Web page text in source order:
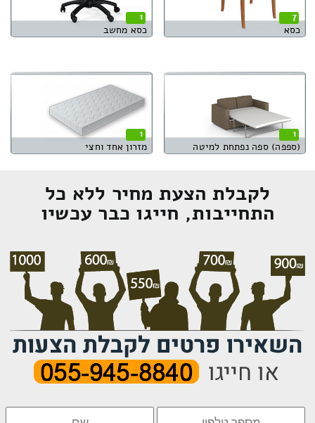
7
כסא
1
כסא מחשב
1
(ספפה) ספה נפתחת למיטה
1
מזרון אחד וחצי
לקבלת הצעת מחיר ללא כל
התחייבות, חייגו כבר עכשיו